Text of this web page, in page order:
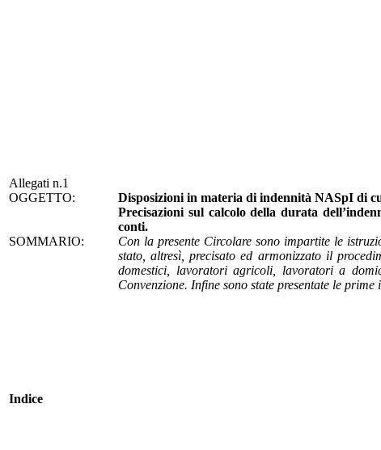
Allegati n.1
OGGETTO:
Disposizioni in materia di indennità NASpI di
Precisazioni sul calcolo della durata
conti.
SOMMARIO:
Con la presente Circolare sono impartite le
stato, altresì, precisato ed armonizzato il
domestici, lavoratori agricoli, lavoratori a
Convenzione. Infine sono state presentate le
Indice